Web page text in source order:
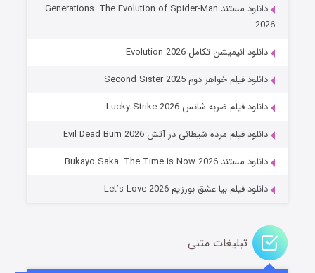
جادوگری در مغولستان
دانلود مستند Generations: The Evolution of Spider-Man
2026
دانلود انیمیشن تکامل Evolution 2026
دانلود فیلم خواهر دوم Second Sister 2025
دانلود فیلم ضربه شانس Lucky Strike 2026
دانلود فیلم مرده شیطانی در آتش Evil Dead Burn 2026
دانلود مستند Bukayo Saka: The Time is Now 2026
دانلود فیلم بیا عشق بورزیم Let’s Love 2026
تبلیغات متنی